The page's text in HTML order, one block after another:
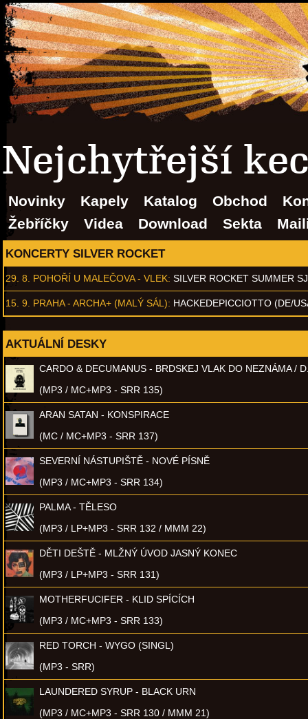
Nejchytřejší
Novinky Kapely Katalog Obchod
Žebříčky
Videa Download Sekta
KONCERTY SILVER ROCKET
29. 8. POHOŘÍ U MALEČOVA - VLEK: SILVER ROCKET SUMMER
15. 9. PRAHA - ARCHA+ (MALÝ SÁL): HACKEDEPICCIOTTO (DE/
AKTUÁLNÍ DESKY
CARDO & DECUMANUS - BRDSKEJ VLAK DO NEZNÁMA /
(MP3 / MC+MP3 - SRR 135)
ARAN SATAN - KONSPIRACE
(MC / MC+MP3 - SRR 137)
SEVERNÍ NÁSTUPIŠTĚ - NOVÉ PÍSNĚ
(MP3 / MC+MP3 - SRR 134)
PALMA - TĚLESO
(MP3 / LP+MP3 - SRR 132 / MMM 22)
DĚTI DEŠTĚ - MLŽNÝ ÚVOD JASNÝ KONEC
(MP3 / LP+MP3 - SRR 131)
MOTHERFUCIFER - KLID SPÍCÍCH
(MP3 / MC+MP3 - SRR 133)
RED TORCH - WYGO (SINGL)
(MP3 - SRR)
LAUNDERED SYRUP - BLACK URN
(MP3 / MC+MP3 - SRR 130 / MMM 21)